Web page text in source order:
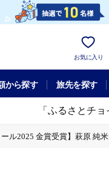
お気に入り
から探す 旅先を探す
「ふるさとチ
ール2025 金賞受賞】萩原 純